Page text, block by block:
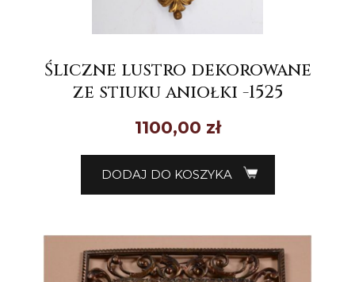
Śliczne lustro dekorowane
ze stiuku aniołki -1525
1100,00 zł
DODAJ DO KOSZYKA